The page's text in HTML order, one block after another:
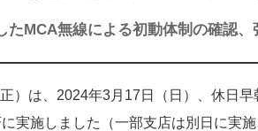
たMCA無線による初動体制の確認、
）は、2024年3月17日（日）、休日
実施しました（一部支店は別日に実施